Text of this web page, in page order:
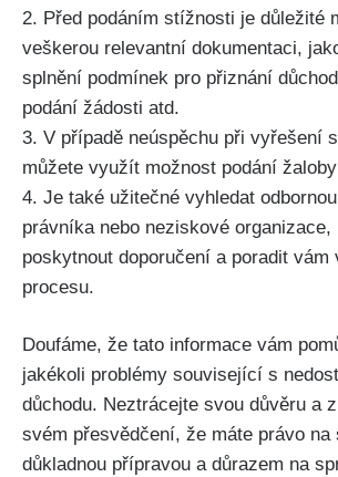
2. Před podáním stížnosti je důležité
veškerou relevantní dokumentaci,
splnění podmínek pro přiznání
podání žádosti atd.
3. V případě neúspěchu při vyřešení
můžete využít možnost podání
4. Je také užitečné vyhledat
právníka nebo neziskové organizace,
poskytnout doporučení a poradit vám
procesu.
Doufáme, že tato informace vám
jakékoli problémy související s
důchodu. Neztrácejte svou důvěru a
svém přesvědčení, že máte právo na
důkladnou přípravou a důrazem na